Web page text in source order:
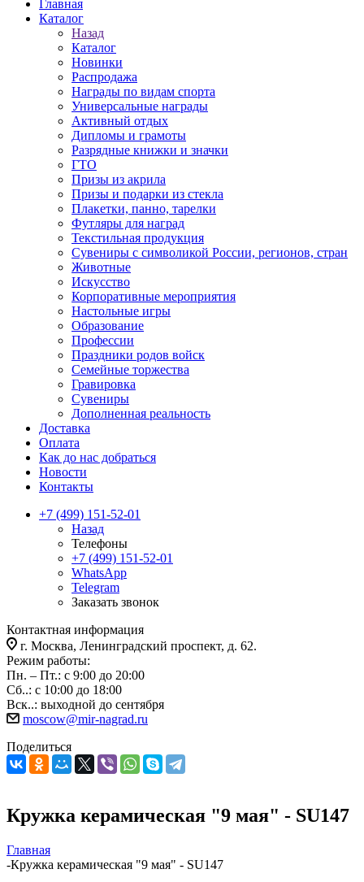
Главная
Каталог
Назад
Каталог
Новинки
Распродажа
Награды по видам спорта
Универсальные награды
Активный отдых
Дипломы и грамоты
Разрядные книжки и значки
ГТО
Призы из акрила
Призы и подарки из стекла
Плакетки, панно, тарелки
Футляры для наград
Текстильная продукция
Сувениры с символикой России, регионов, стран
Животные
Искусство
Корпоративные мероприятия
Настольные игры
Образование
Профессии
Праздники родов войск
Семейные торжества
Гравировка
Сувениры
Дополненная реальность
Доставка
Оплата
Как до нас добраться
Новости
Контакты
+7 (499) 151-52-01
Назад
Телефоны
+7 (499) 151-52-01
WhatsApp
Telegram
Заказать звонок
Контактная информация
г. Москва, Ленинградский проспект, д. 62.
Режим работы:
Пн. – Пт.: с 9:00 до 20:00
Сб..: с 10:00 до 18:00
Вск..: выходной до сентября
moscow@mir-nagrad.ru
Поделиться
Кружка керамическая "9 мая" - SU147
Главная
-Кружка керамическая "9 мая" - SU147